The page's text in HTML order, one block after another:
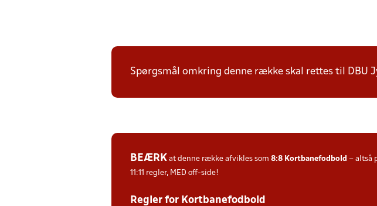
Spørgsmål omkring denne række skal rettes til DBU
BEÆRK at denne række afvikles som 8:8 Kortbanefodbold – altså
11:11 regler, MED off-side!
Regler for Kortbanefodbold